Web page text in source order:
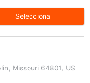
Selecciona
Missouri 64801, US